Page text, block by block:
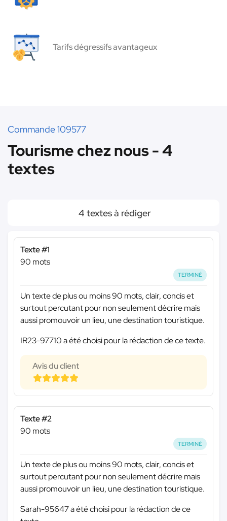
Tarifs dégressifs avantageux
Commande 109577
Tourisme chez nous - 4
textes
4 textes à rédiger
Texte #1
90 mots
TERMINÉ
Un texte de plus ou moins 90 mots, clair, concis et
surtout percutant pour non seulement décrire mais
aussi promouvoir un lieu, une destination touristique.
IR23-97710 a été choisi pour la rédaction de ce texte.
Avis du client
Texte #2
90 mots
TERMINÉ
Un texte de plus ou moins 90 mots, clair, concis et
surtout percutant pour non seulement décrire mais
aussi promouvoir un lieu, une destination touristique.
Sarah-95647 a été choisi pour la rédaction de ce